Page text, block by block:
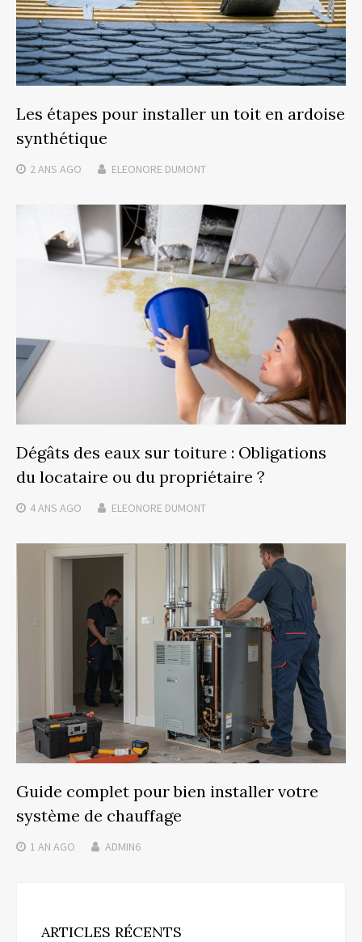
Les étapes pour installer un toit en ardoise
synthétique
2 ANS AGO ELEONORE DUMONT
Dégâts des eaux sur toiture : Obligations
du locataire ou du propriétaire ?
4 ANS AGO ELEONORE DUMONT
Guide complet pour bien installer votre
système de chauffage
1 AN AGO ADMIN6
ARTICLES RÉCENTS